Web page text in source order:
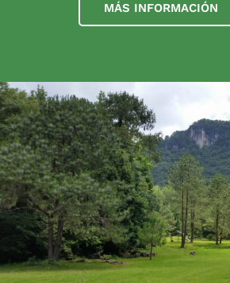
MÁS INFORMACIÓN